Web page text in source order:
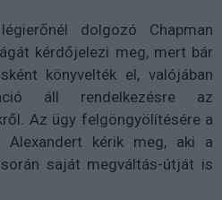
dolgozó Chapman
kérdőjelezi meg, mert bár
könyvelték el, valójában
áll rendelkezésre az
Az ügy felgöngyölítésére a
Alexandert kérik meg, aki a
saját megváltás-útját is